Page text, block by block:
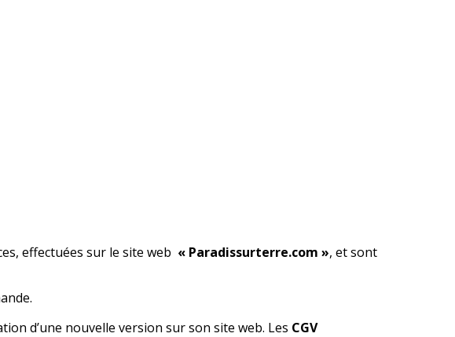
effectuées sur le site web « Paradissurterre.com », et sont
d’une nouvelle version sur son site web. Les CGV